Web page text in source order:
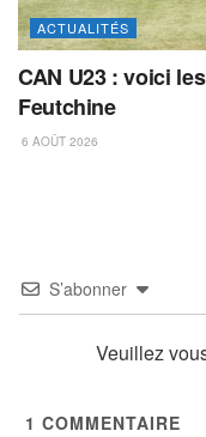
ACTUALITÉS
CAN U23 : voici
Feutchine
6 AOÛT 2026
S’abonner
Veuillez
1 COMMENTAIRE